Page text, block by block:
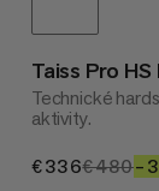
Taiss Pro
Technické
aktivity.
€336€336
€480